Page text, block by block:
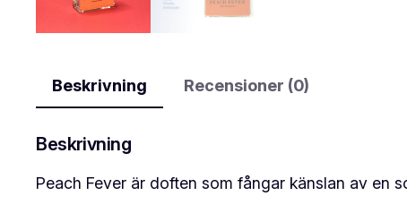
Beskrivning Recensioner (0)
Beskrivning
Peach Fever är doften som fångar känslan av en